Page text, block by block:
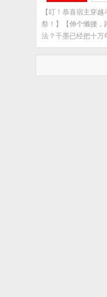
【叮！恭喜宿主穿
祭！】【伸个懒腰，
法？千墨已经把十万